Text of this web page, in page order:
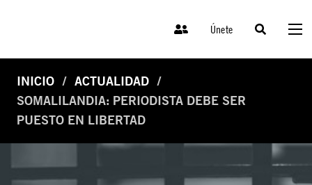
Únete
INICIO
ACTUALIDAD
SOMALILANDIA: PERIODISTA DEBE SER
PUESTO EN LIBERTAD